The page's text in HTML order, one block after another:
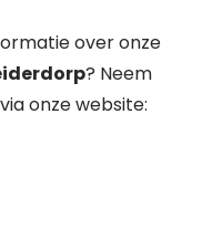
over onze
? Neem
onze website: